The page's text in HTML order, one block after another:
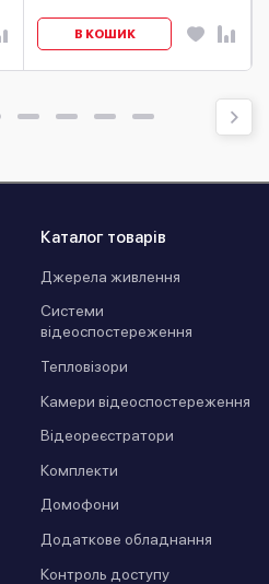
В КОШИК
Каталог товарів
Джерела живлення
Системи
відеоспостереження
Тепловізори
Камери відеоспостереження
Відеореєстратори
Комплекти
Домофони
Додаткове обладнання
Контроль доступу